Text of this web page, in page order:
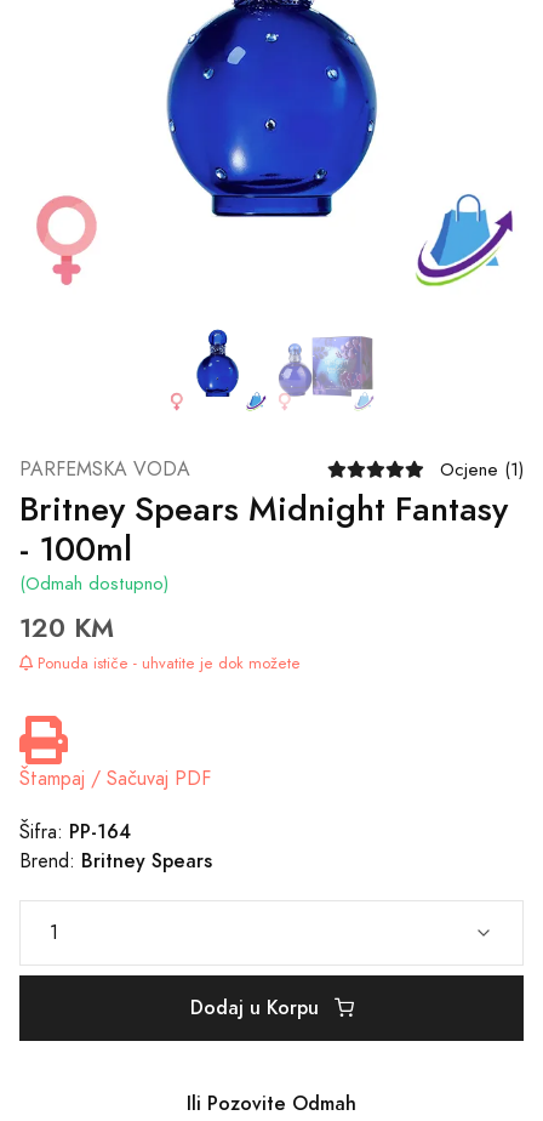
PARFEMSKA VODA Ocjene (1)
Britney Spears Midnight Fantasy
- 100ml
(Odmah dostupno)
120 KM
Ponuda ističe - uhvatite je dok možete
Štampaj / Sačuvaj PDF
Šifra: PP-164
Brend: Britney Spears
Dodaj u Korpu
Ili Pozovite Odmah